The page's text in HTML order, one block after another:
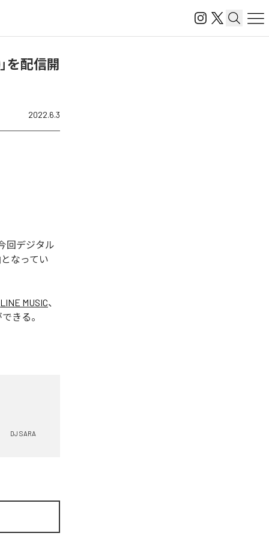
を配信開
2022.6.3
回デジタル
となってい
LINE MUSIC、
きる。
DJ SARA